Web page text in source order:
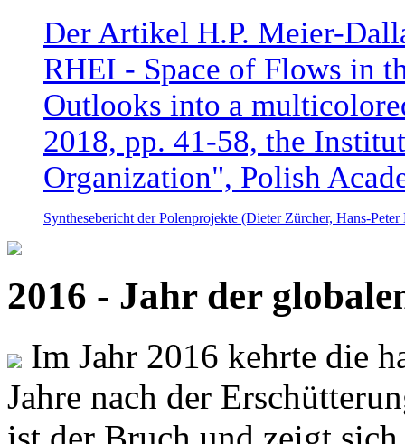
Der Artikel H.P. Meier-
RHEI - Space of Flows in
Outlooks into a
2018, pp. 41-58, the
Organization", Polish
Synthesebericht der Polenprojekte (Dieter Zürcher, Hans-
2016 - Jahr der
Im Jahr 2016 kehrte die
Jahre nach der